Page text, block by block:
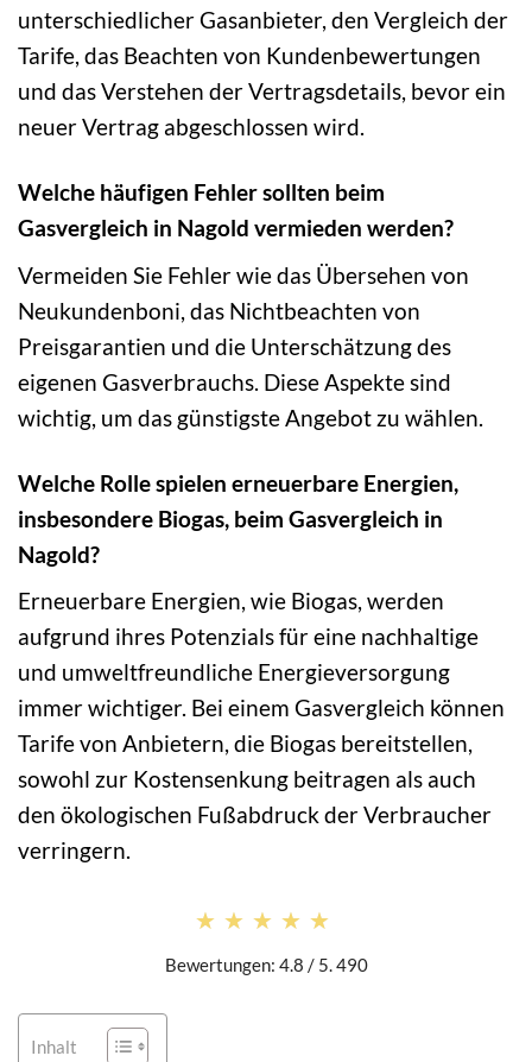
unterschiedlicher Gasanbieter, den Vergleich der
Tarife, das Beachten von Kundenbewertungen
und das Verstehen der Vertragsdetails, bevor ein
neuer Vertrag abgeschlossen wird.
Welche häufigen Fehler sollten beim
Gasvergleich in Nagold vermieden werden?
Vermeiden Sie Fehler wie das Übersehen von
Neukundenboni, das Nichtbeachten von
Preisgarantien und die Unterschätzung des
eigenen Gasverbrauchs. Diese Aspekte sind
wichtig, um das günstigste Angebot zu wählen.
Welche Rolle spielen erneuerbare Energien,
insbesondere Biogas, beim Gasvergleich in
Nagold?
Erneuerbare Energien, wie Biogas, werden
aufgrund ihres Potenzials für eine nachhaltige
und umweltfreundliche Energieversorgung
immer wichtiger. Bei einem Gasvergleich können
Tarife von Anbietern, die Biogas bereitstellen,
sowohl zur Kostensenkung beitragen als auch
den ökologischen Fußabdruck der Verbraucher
verringern.
★★★★★
★★★★★
Bewertungen: 4.8 / 5. 490
Inhalt